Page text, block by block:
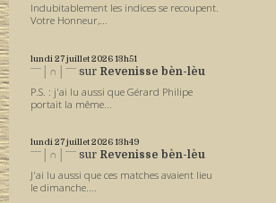
Indubitablement les indices se recoupent.
Votre Honneur,...
lundi 27juillet 2026 13h51
ˉˉˉ│∩│ˉˉˉ sur Revenisse bèn-lèu
P.S. : j'ai lu aussi que Gérard Philipe
portait la même...
lundi 27juillet 2026 13h49
ˉˉˉ│∩│ˉˉˉ sur Revenisse bèn-lèu
J'ai lu aussi que ces matches avaient lieu
le dimanche....